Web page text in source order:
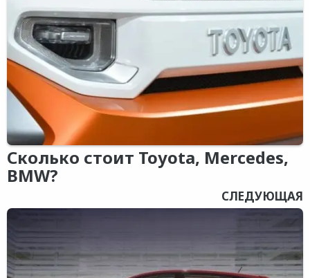
Сколько стоит Toyota, Mercedes,
BMW?
СЛЕДУЮЩАЯ